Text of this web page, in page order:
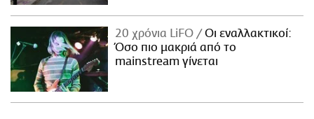
20 χρόνια LiFO
Οι εναλλακτικοί:
Όσο πιο μακριά από το
mainstream γίνεται